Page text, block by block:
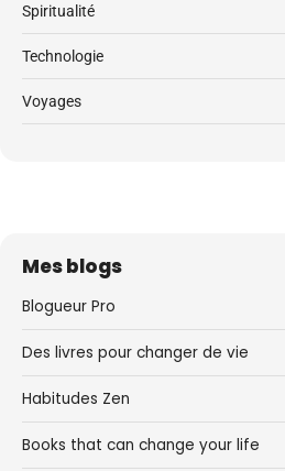
Spiritualité
Technologie
Voyages
Mes blogs
Blogueur Pro
Des livres pour changer de vie
Habitudes Zen
Books that can change your life